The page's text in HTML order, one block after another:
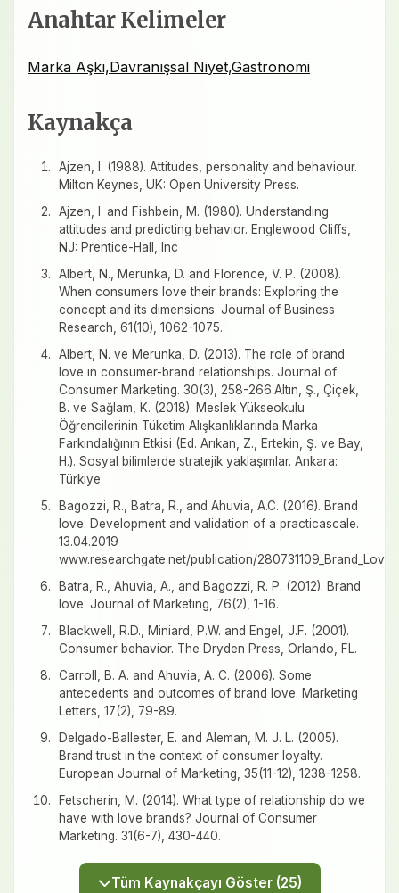
Anahtar Kelimeler
Marka Aşkı,Davranışsal Niyet,Gastronomi
Kaynakça
Ajzen, I. (1988). Attitudes, personality and behaviour.
Milton Keynes, UK: Open University Press.
Ajzen, I. and Fishbein, M. (1980). Understanding
attitudes and predicting behavior. Englewood Cliffs,
NJ: Prentice-Hall, Inc
Albert, N., Merunka, D. and Florence, V. P. (2008).
When consumers love their brands: Exploring the
concept and its dimensions. Journal of Business
Research, 61(10), 1062-1075.
Albert, N. ve Merunka, D. (2013). The role of brand
love ın consumer-brand relationships. Journal of
Consumer Marketing. 30(3), 258-266.Altın, Ş., Çiçek,
B. ve Sağlam, K. (2018). Meslek Yükseokulu
Öğrencilerinin Tüketim Alışkanlıklarında Marka
Farkındalığının Etkisi (Ed. Arıkan, Z., Ertekin, Ş. ve Bay,
H.). Sosyal bilimlerde stratejik yaklaşımlar. Ankara:
Türkiye
Bagozzi, R., Batra, R., and Ahuvia, A.C. (2016). Brand
love: Development and validation of a practicascale.
13.04.2019
www.researchgate.net/publication/
Batra, R., Ahuvia, A., and Bagozzi, R. P. (2012). Brand
love. Journal of Marketing, 76(2), 1-16.
Blackwell, R.D., Miniard, P.W. and Engel, J.F. (2001).
Consumer behavior. The Dryden Press, Orlando, FL.
Carroll, B. A. and Ahuvia, A. C. (2006). Some
antecedents and outcomes of brand love. Marketing
Letters, 17(2), 79-89.
Delgado-Ballester, E. and Aleman, M. J. L. (2005).
Brand trust in the context of consumer loyalty.
European Journal of Marketing, 35(11-12), 1238-1258.
Fetscherin, M. (2014). What type of relationship do we
have with love brands? Journal of Consumer
Marketing. 31(6-7), 430-440.
Tüm Kaynakçayı Göster (25)